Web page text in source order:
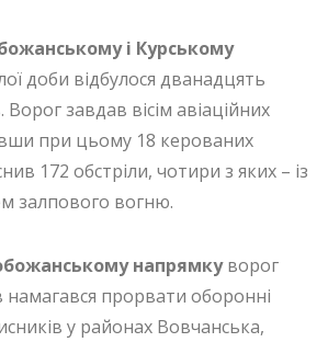
і Курському
доби відбулося дванадцять
завдав вісім авіаційних
при цьому 18 керованих
172 обстріли, чотири з яких – із
залпового вогню.
напрямкуворог
намагався прорвати оборонні
у районах Вовчанська,